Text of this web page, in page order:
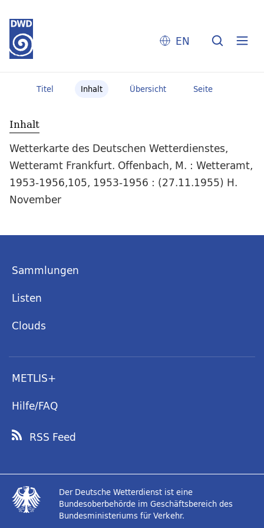
EN
Titel Inhalt Übersicht Seite
Inhalt
Wetterkarte des Deutschen Wetterdienstes,
Wetteramt Frankfurt. Offenbach, M. : Wetteramt,
1953-1956,105, 1953-1956 : (27.11.1955) H.
November
Sammlungen
Listen
Clouds
METLIS+
Hilfe/FAQ
RSS Feed
Der Deutsche Wetterdienst ist eine
Bundesoberbehörde im Geschäftsbereich des
Bundesministeriums für Verkehr.